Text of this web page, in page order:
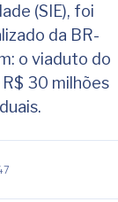
(SIE), foi
da BR-
o viaduto do
30 milhões